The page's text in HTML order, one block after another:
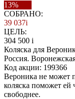
13%
СОБРАНО:
39 037i
ЦЕЛЬ:
304 500 i
Коляска для
Россия.
Код акции: 199366
Вероника не может
коляска поможет ей
свободнее.